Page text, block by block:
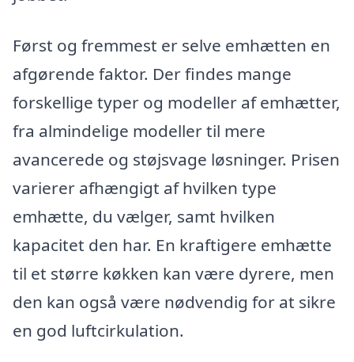
Først og fremmest er selve emhætten en
afgørende faktor. Der findes mange
forskellige typer og modeller af emhætter,
fra almindelige modeller til mere
avancerede og støjsvage løsninger. Prisen
varierer afhængigt af hvilken type
emhætte, du vælger, samt hvilken
kapacitet den har. En kraftigere emhætte
til et større køkken kan være dyrere, men
den kan også være nødvendig for at sikre
en god luftcirkulation.